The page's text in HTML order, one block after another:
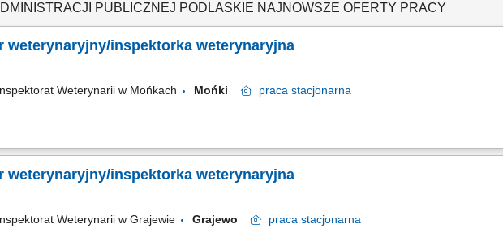
PUBLICZNEJ PODLASKIE NAJNOWSZE OFERTY PRACY
weterynaryjny/inspektorka weterynaryjna
Weterynarii w Mońkach Mońki praca stacjonarna
weterynaryjny/inspektorka weterynaryjna
Weterynarii w Grajewie Grajewo praca stacjonarna